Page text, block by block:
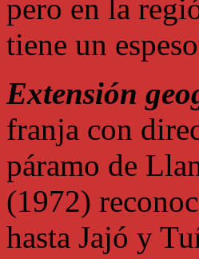
pero en la
tiene un
Extensión
franja con
páramo de
(1972)
hasta Jajó y